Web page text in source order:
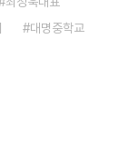
대명중학교